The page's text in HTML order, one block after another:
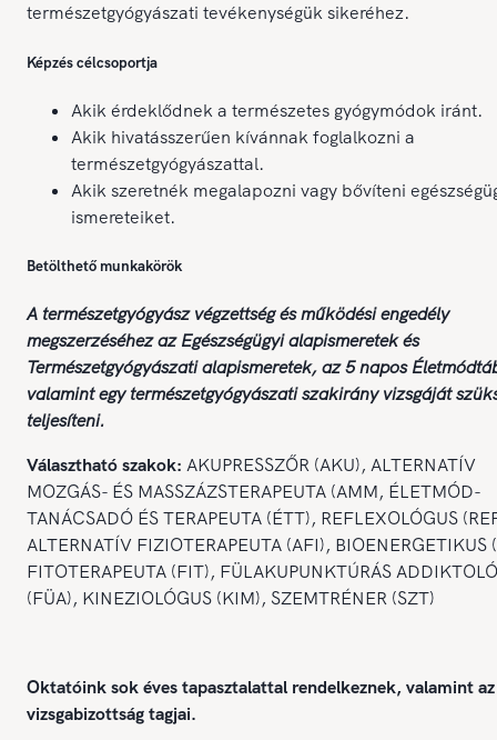
természetgyógyászati tevékenységük sikeréhez.
Képzés célcsoportja
Akik érdeklődnek a természetes gyógymódok iránt.
Akik hivatásszerűen kívánnak foglalkozni a
természetgyógyászattal.
Akik szeretnék megalapozni vagy bővíteni
ismereteiket.
Betölthető munkakörök
A természetgyógyász végzettség és működési engedély
megszerzéséhez az Egészségügyi alapismeretek és
Természetgyógyászati alapismeretek, az 5 napos
valamint egy természetgyógyászati szakirány vizsgáját
teljesíteni.
Választható szakok: AKUPRESSZŐR (AKU), ALTERNATÍV
MOZGÁS- ÉS MASSZÁZSTERAPEUTA (AMM, ÉLETMÓD-
TANÁCSADÓ ÉS TERAPEUTA (ÉTT), REFLEXOLÓGUS
ALTERNATÍV FIZIOTERAPEUTA (AFI), BIOENERGETIKUS
FITOTERAPEUTA (FIT), FÜLAKUPUNKTÚRÁS
(FÜA), KINEZIOLÓGUS (KIM), SZEMTRÉNER (SZT)
Oktatóink sok éves tapasztalattal rendelkeznek, valamint
vizsgabizottság tagjai.